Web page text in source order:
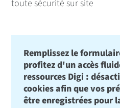
toute sécurité sur site
Remplissez le
profitez d'un accès
ressources Digi :
cookies afin que vos
être enregistrées pour